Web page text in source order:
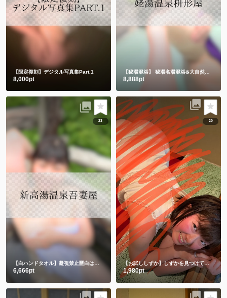
【限定復刻】デジタル写真集Part.1
8,000pt
【秘湯混浴】 秘湯名湯混浴♨️大自然の中でハンドタオル㊙️
8,888pt
23
【白ハンドタオル】凝視禁止🈲白は透けちゃうって🫣
6,666pt
20
【お試ししずか】しずかを見つけて、選んでくれてありがとう💕💕
1,980pt